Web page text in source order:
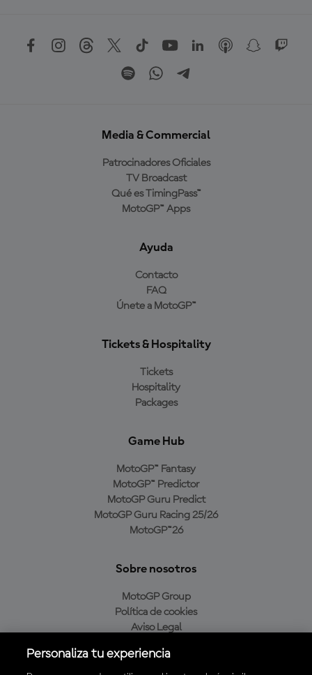
Media & Commercial
Patrocinadores Oficiales
TV Broadcast
Qué es TimingPass™
MotoGP™ Apps
Ayuda
Contacto
FAQ
Únete a MotoGP™
Tickets & Hospitality
Tickets
Hospitality
Packages
Game Hub
MotoGP™ Fantasy
MotoGP™ Predictor
MotoGP Guru Predict
MotoGP Guru Racing 25/26
MotoGP™26
Sobre nosotros
MotoGP Group
Política de cookies
Aviso Legal
Política de compra
Personaliza tu experiencia